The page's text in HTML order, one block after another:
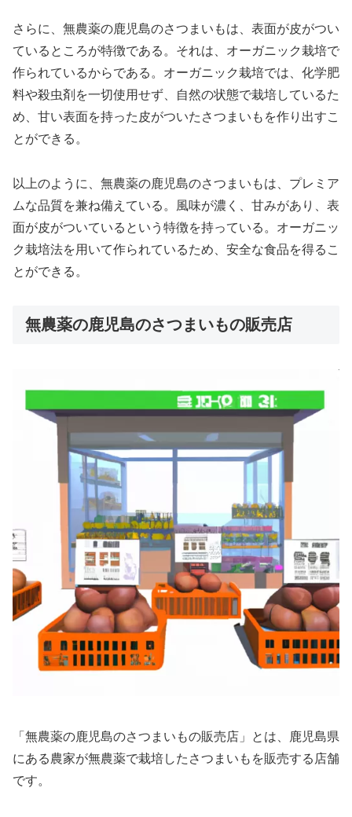
さらに、無農薬の鹿児島のさつまいもは、表面が皮がつい
ているところが特徴である。それは、オーガニック栽培で
作られているからである。オーガニック栽培では、化学肥
料や殺虫剤を一切使用せず、自然の状態で栽培しているた
め、甘い表面を持った皮がついたさつまいもを作り出すこ
とができる。
以上のように、無農薬の鹿児島のさつまいもは、プレミア
ムな品質を兼ね備えている。風味が濃く、甘みがあり、表
面が皮がついているという特徴を持っている。オーガニッ
ク栽培法を用いて作られているため、安全な食品を得るこ
とができる。
無農薬の鹿児島のさつまいもの販売店
「無農薬の鹿児島のさつまいもの販売店」とは、鹿児島県
にある農家が無農薬で栽培したさつまいもを販売する店舗
です。